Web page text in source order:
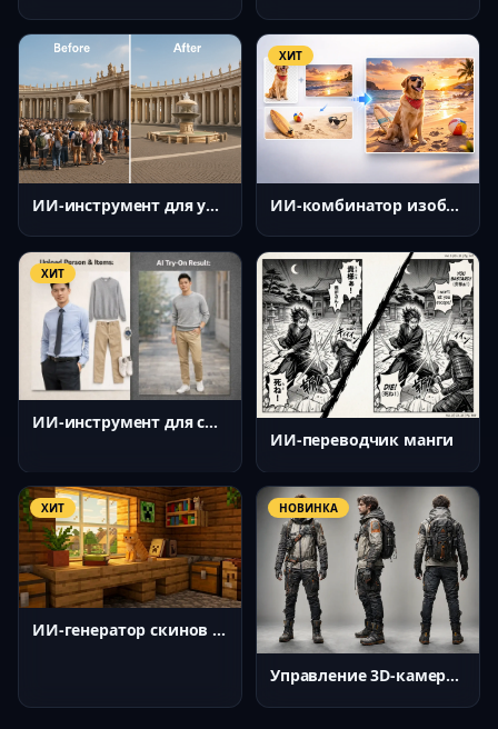
ИИ-инструмент для удаления объектов
ХИТ
ИИ-комбинатор изображений
ХИТ
ИИ-инструмент для смены одежды
ИИ-переводчик манги
ХИТ
ИИ-генератор скинов для Minecraft
НОВИНКА
Управление 3D-камерой